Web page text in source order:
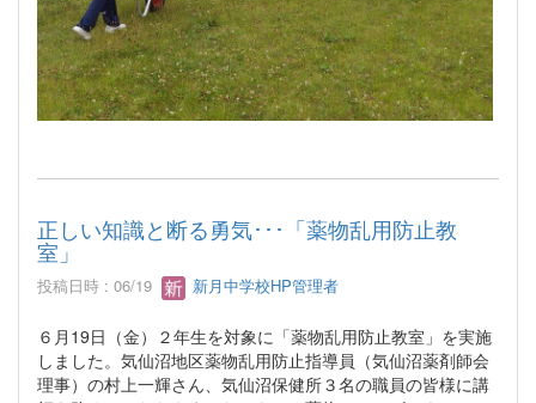
正しい知識と断る勇気･･･「薬物乱用防止教
室」
投稿日時 : 06/19 新月中学校HP管理者
６月19日（金）２年生を対象に「薬物乱用防止教室」を実施
しました。気仙沼地区薬物乱用防止指導員（気仙沼薬剤師会
理事）の村上一輝さん、気仙沼保健所３名の職員の皆様に講